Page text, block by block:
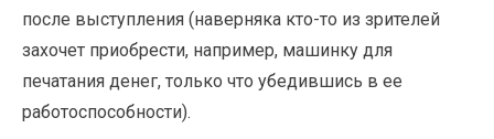
после выступления (наверняка кто-то из зрителей
захочет приобрести, например, машинку для
печатания денег, только что убедившись в ее
работоспособности).